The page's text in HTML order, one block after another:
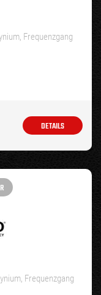
Frequenzgang
DETAILS
Frequenzgang